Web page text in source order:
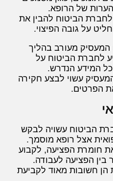
של הרופא.
הביטוח להבין את
על גובה הפיצוי.
מעורב בהליך
לחברת הביטוח על
המידע הנדרש.
עשוי לבצע חקירה
הפרטים.
הביטוח עשויה לבקש
אצל רופא מוסמך.
חומרת הפציעה, לקבוע
הפציעה לעבודה.
הן חשובות מאוד לקביעת